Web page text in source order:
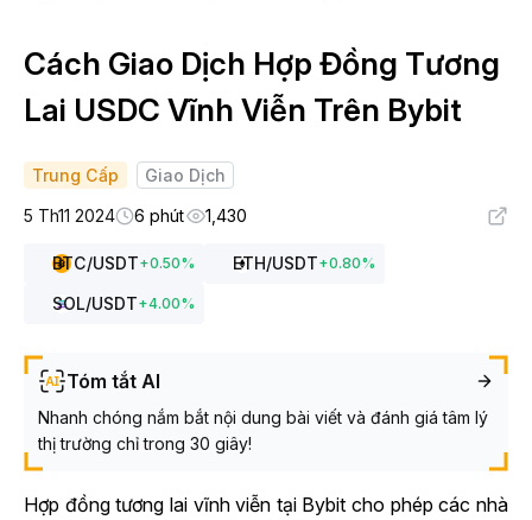
Cách Giao Dịch Hợp Đồng Tương
Lai USDC Vĩnh Viễn Trên Bybit
Trung Cấp
Giao Dịch
5 Th11 2024
6 phút 1,430
BTC/USDT+0.50% ETH/USDT+0.80%
SOL/USDT+4.00%
Tóm tắt AI
Nhanh chóng nắm bắt nội dung bài viết và đánh giá tâm lý
thị trường chỉ trong 30 giây!
Hợp đồng tương lai vĩnh viễn tại Bybit cho phép các nhà